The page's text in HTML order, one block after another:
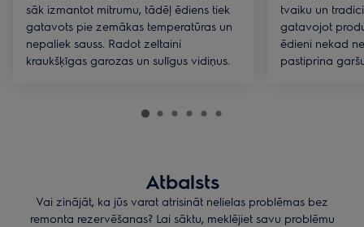
sāk izmantot mitrumu, tādēļ ēdiens tiek
gatavots pie zemākas temperatūras un
nepaliek sauss. Radot zeltaini
kraukšķīgas garozas un sulīgus vidiņus.
tvaiku un
gatavojot
ēdieni nekad
pastiprina
Atbalsts
Vai zinājāt, ka jūs varat atrisināt nelielas problēmas bez
remonta rezervēšanas? Lai sāktu, meklējiet savu problēmu